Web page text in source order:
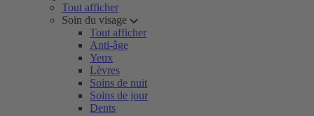
Tout afficher
Soin du visage
Tout afficher
Anti-âge
Yeux
Lèvres
Soins de nuit
Soins de jour
Dents